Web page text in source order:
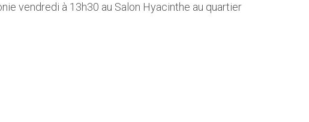
vendredi à 13h30 au Salon Hyacinthe au quartier